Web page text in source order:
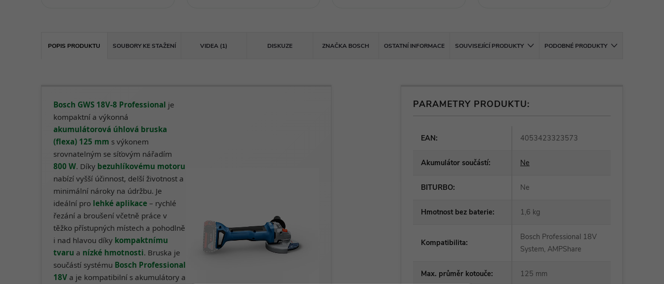
POPIS PRODUKTU SOUBORY KE STAŽENÍ VIDEA (1) DISKUZE ZNAČKA BOSCH OSTATNÍ INFORMACE SOUVISEJÍCÍ PRODUKTY PODOBNÉ PRODUKTY
Bosch GWS 18V-8 Professional je
kompaktní a výkonná
akumulátorová úhlová bruska
(flexa) 125 mm s výkonem
srovnatelným se síťovým nářadím
800 W. Díky bezuhlíkovému motoru
nabízí vyšší účinnost, delší životnost a
minimální nároky na údržbu. Je
ideální pro lehké aplikace – rychlé
řezání a broušení včetně práce v
těžko přístupných místech a pohodlně
i nad hlavou díky kompaktnímu
tvaru a nízké hmotnosti. Bruska je
součástí systému Bosch Professional
18V a je kompatibilní s akumulátory a
PARAMETRY PRODUKTU:
EAN: 4053423323573
Akumulátor součástí: Ne
BITURBO: Ne
Hmotnost bez baterie: 1,6 kg
Kompatibilita:
Bosch Professional 18V
System, AMPShare
Max. průměr kotouče: 125 mm